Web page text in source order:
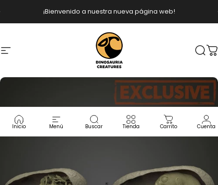
¡Bienvenido a nuestra nueva página web!
diapositivas pausa
Navegación Dinosauria Creatures
Inicio Menú Buscar Tienda Carrito Cuenta